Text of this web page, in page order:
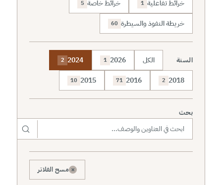
خرائط تفاعلية 1 خرائط خاصة 5
خريطة النفوذ والسيطرة 60
السنة الكل 2026
1
2024
2
2018
2
2016
71
2015
10
بحث
× مسح الفلاتر